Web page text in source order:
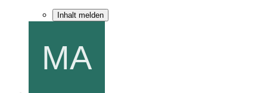
Inhalt melden